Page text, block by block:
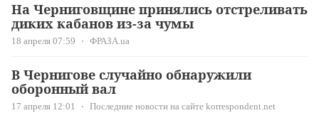
На Черниговщине принялись отстреливать
диких кабанов из-за чумы
18 апреля 07:59 ФРАЗА.ua
В Чернигове случайно обнаружили
оборонный вал
17 апреля 12:01 Последние новости на сайте korrespondent.net